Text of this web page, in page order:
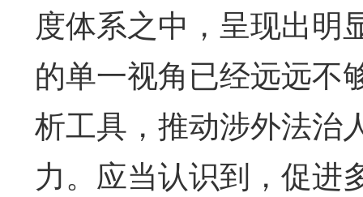
度体系之中，呈现出明
的单一视角已经远远不
析工具，推动涉外法治
力。应当认识到，促进